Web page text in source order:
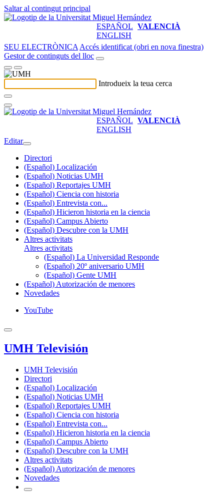
Saltar al contingut principal
ESPAÑOL VALENCIÀ
ENGLISH
SEU ELECTRÒNICA Accés identificat (obri en nova finestra)
Gestor de continguts del lloc
Introdueix la teua cerca
ESPAÑOL VALENCIÀ
ENGLISH
Editar
Directori
(Español) Localización
(Español) Noticias UMH
(Español) Reportajes UMH
(Español) Ciencia con historia
(Español) Entrevista con...
(Español) Hicieron historia en la ciencia
(Español) Campus Abierto
(Español) Descubre con la UMH
Altres activitats
Altres activitats
(Español) La Universidad Responde
(Español) 20º aniversario UMH
(Español) Gente UMH
(Español) Autorización de menores
Novedades
YouTube
UMH Televisión
UMH Televisión
Directori
(Español) Localización
(Español) Noticias UMH
(Español) Reportajes UMH
(Español) Ciencia con historia
(Español) Entrevista con...
(Español) Hicieron historia en la ciencia
(Español) Campus Abierto
(Español) Descubre con la UMH
Altres activitats
(Español) Autorización de menores
Novedades